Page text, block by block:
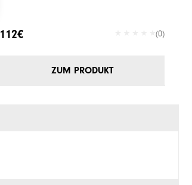
112€ (0)
ZUM PRODUKT